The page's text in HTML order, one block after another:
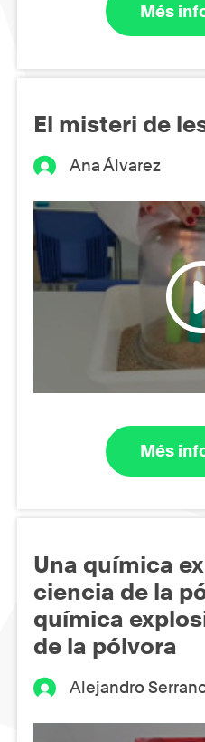
Més
El misteri de
Ana Álvarez
Més
Una química
ciencia de la
química
de la pólvora
Alejandro